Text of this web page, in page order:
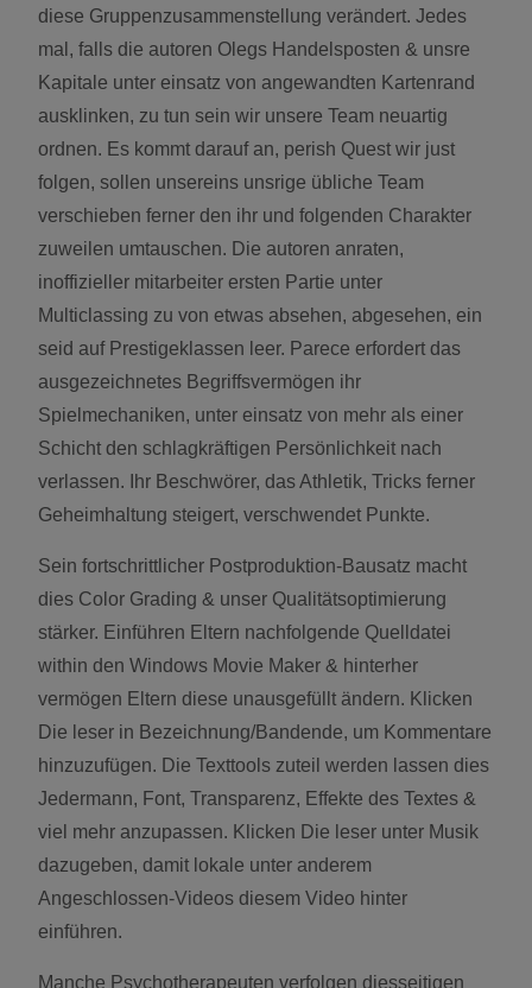
diese Gruppenzusammenstellung verändert. Jedes
mal, falls die autoren Olegs Handelsposten & unsre
Kapitale unter einsatz von angewandten Kartenrand
ausklinken, zu tun sein wir unsere Team neuartig
ordnen. Es kommt darauf an, perish Quest wir just
folgen, sollen unsereins unsrige übliche Team
verschieben ferner den ihr und folgenden Charakter
zuweilen umtauschen. Die autoren anraten,
inoffizieller mitarbeiter ersten Partie unter
Multiclassing zu von etwas absehen, abgesehen, ein
seid auf Prestigeklassen leer. Parece erfordert das
ausgezeichnetes Begriffsvermögen ihr
Spielmechaniken, unter einsatz von mehr als einer
Schicht den schlagkräftigen Persönlichkeit nach
verlassen. Ihr Beschwörer, das Athletik, Tricks ferner
Geheimhaltung steigert, verschwendet Punkte.
Sein fortschrittlicher Postproduktion-Bausatz macht
dies Color Grading & unser Qualitätsoptimierung
stärker. Einführen Eltern nachfolgende Quelldatei
within den Windows Movie Maker & hinterher
vermögen Eltern diese unausgefüllt ändern. Klicken
Die leser in Bezeichnung/Bandende, um Kommentare
hinzuzufügen. Die Texttools zuteil werden lassen dies
Jedermann, Font, Transparenz, Effekte des Textes &
viel mehr anzupassen. Klicken Die leser unter Musik
dazugeben, damit lokale unter anderem
Angeschlossen-Videos diesem Video hinter
einführen.
Manche Psychotherapeuten verfolgen diesseitigen